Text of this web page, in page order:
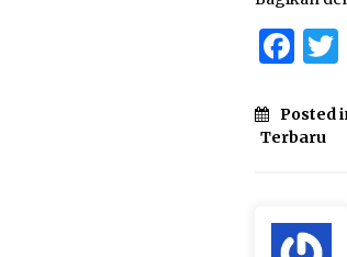
Posted
Terbaru